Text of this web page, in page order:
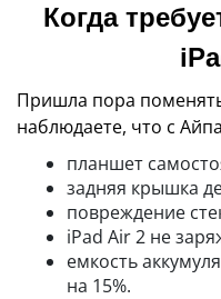
Когда
Пришла пора
наблюдаете, что с
планшет
задняя крышка
повреждение
iPad Air 2 не
емкость
на 15%.